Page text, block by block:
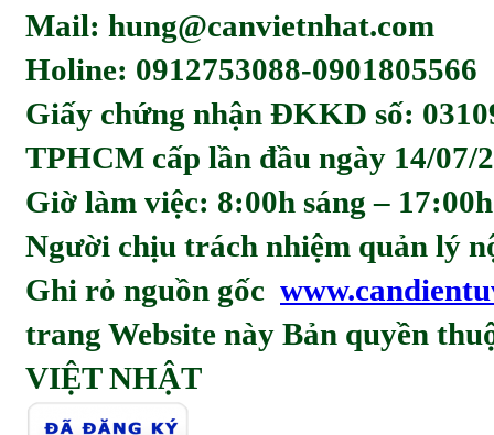
Mail: hung@canvietnhat.com
Holine: 0912753088-0901805566
Giấy chứng nhận ĐKKD số:
TPHCM cấp lần đầu ngày 14/07/
Giờ làm việc: 8:00h sáng –
Người chịu trách nhiệm quản lý
Ghi rỏ nguồn gốc
trang Website này Bản quyền
VIỆT NHẬT